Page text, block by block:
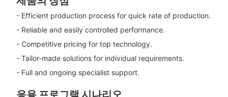
- Efficient production process for quick rate of production.
- Reliable and easily controlled performance.
- Competitive pricing for top technology.
- Tailor-made solutions for individual requirements.
- Full and ongoing specialist support.
응용 프로그램 시나리오